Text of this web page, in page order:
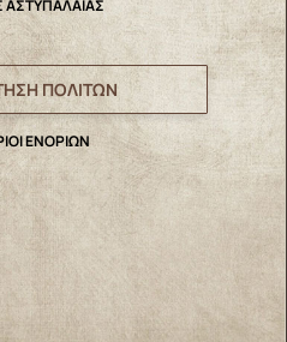
ΑΣΤΥΠΑΛΑΙΑΣ
ΠΟΛΙΤΩΝ
ΕΝΟΡΙΩΝ